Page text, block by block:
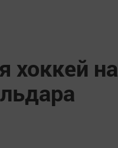
хоккей на